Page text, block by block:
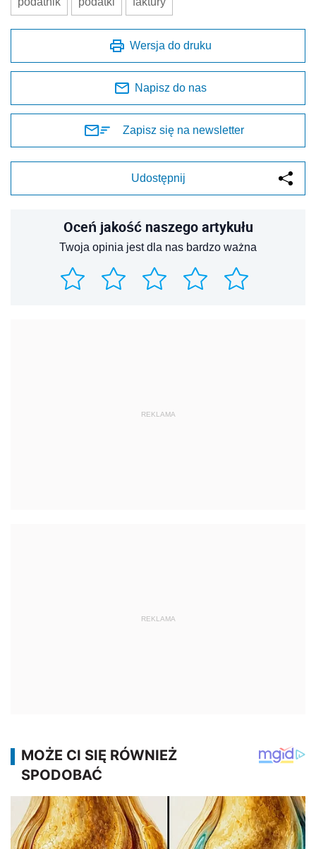
Wersja do druku
Napisz do nas
Zapisz się na newsletter
Udostępnij
Oceń jakość naszego artykułu
Twoja opinia jest dla nas bardzo ważna
REKLAMA
REKLAMA